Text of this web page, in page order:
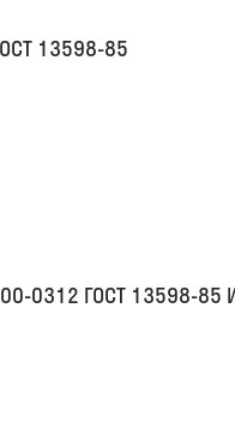
13598-85
0312 ГОСТ 13598-85